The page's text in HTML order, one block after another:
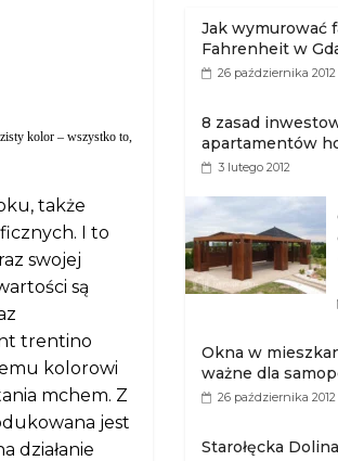
kolor – wszystko to,
także
I to
swojej
są
trentino
kolorowi
mchem. Z
jest
działanie
Jak wymurować
Fahrenheit w
26 października 2012
8 zasad
apartamentów
3 lutego 2012
Okna w
ważne dla
26 października 2012
Starołęcka